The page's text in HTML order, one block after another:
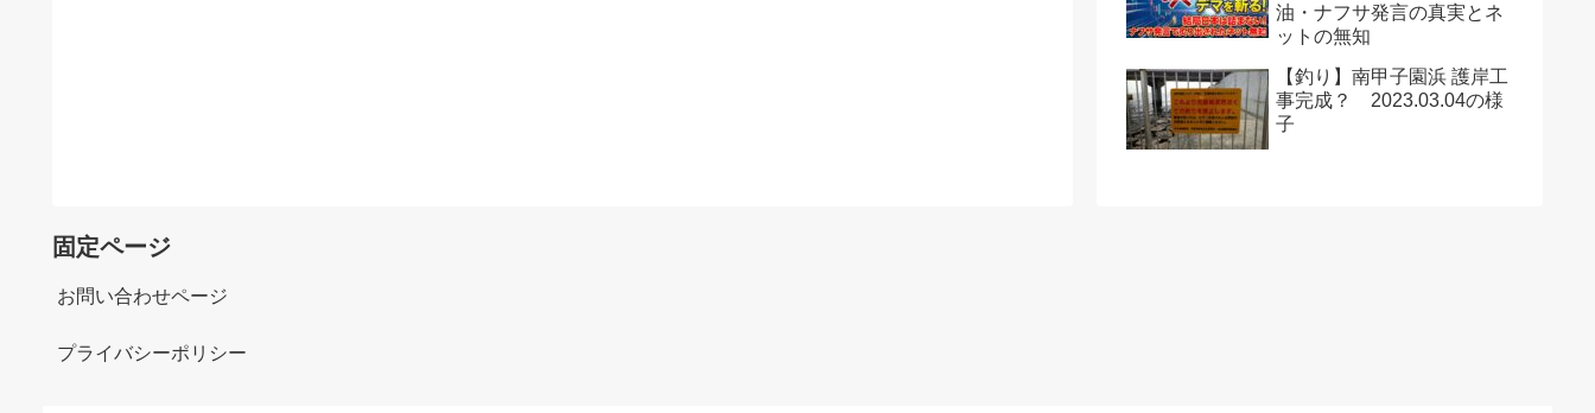
油・ナフサ発言の真実とネ
ットの無知
【釣り】南甲子園浜 護岸工
事完成？ 2023.03.04の様
子
固定ページ
お問い合わせページ
プライバシーポリシー